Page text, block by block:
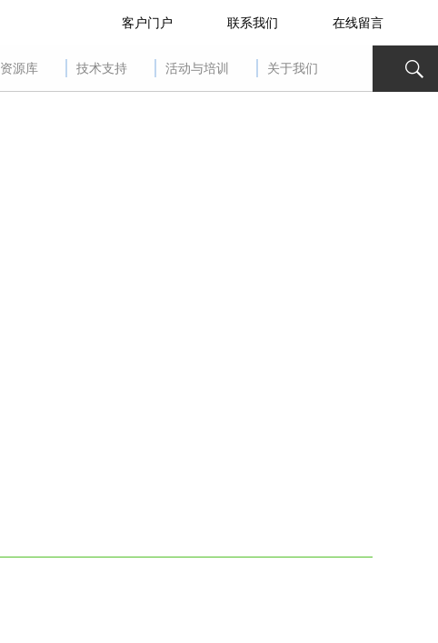
客户门户 联系我们 在线留言
资源库 技术支持 活动与培训 关于我们